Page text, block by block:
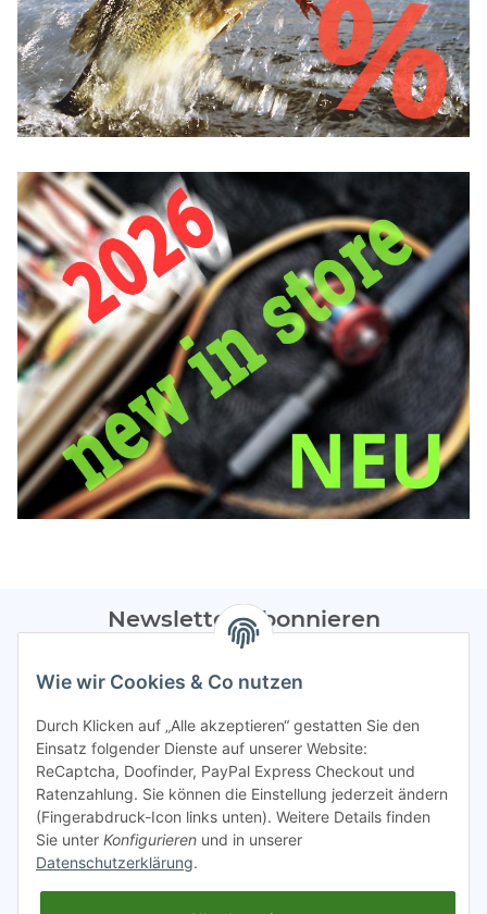
Newsletter Abonnieren
Bitte sendet mir entsprechend eurer
regelmäßig Infos zu euren Aktionen per E-Mail zu.
Abonnieren
Spamschutz aktiv
Gesetzliche Informationen
Wie wir Cookies & Co nutzen
Durch Klicken auf „Alle akzeptieren“ gestatten Sie den
Einsatz folgender Dienste auf unserer Website:
ReCaptcha, Doofinder, PayPal Express Checkout und
Ratenzahlung. Sie können die Einstellung jederzeit ändern
(Fingerabdruck-Icon links unten). Weitere Details finden
Sie unter Konfigurieren und in unserer
Datenschutzerklärung.